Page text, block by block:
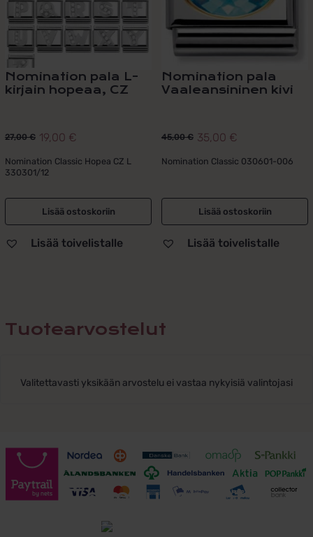
Nomination pala L-
kirjain hopeaa, CZ
27,00€
Alkuperäinen
hinta
oli:
27,00 €.
19,00 €
Nykyinen
hinta
on:
19,00 €.
Nomination Classic Hopea CZ L
330301/12
Lisää ostoskoriin
Lisää toivelistalle
Nomination pala
Vaaleansininen kivi
45,00€
Alkuperäinen
hinta
45,00 €.
35,00 €
Nykyinen
hinta
35,00 €.
Nomination Classic 030601-006
Lisää ostoskoriin
Lisää toivelistalle
Tuotearvostelut
Valitettavasti yksikään arvostelu ei vastaa nykyisiä valintojasi
Toimitusehdot